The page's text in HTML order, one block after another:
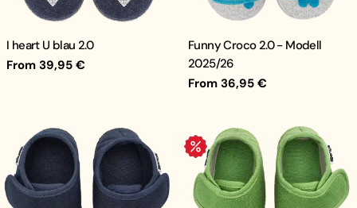
I heart U blau 2.0
Regular
From 39,95 €
Funny Croco 2.0 - Modell
2025/26
Regular
From 36,95 €
.